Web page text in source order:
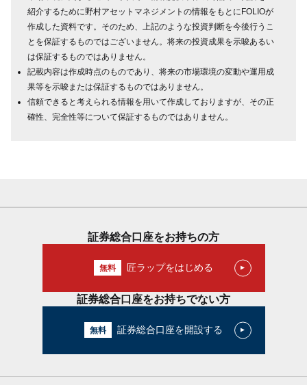
紹介するために野村アセットマネジメントの情報をもとにFOLIOが
作成した資料です。そのため、上記のような投資判断を今後行うこ
とを保証するものではございません。将来の投資成果を示唆あるい
は保証するものではありません。
記載内容は作成時点のものであり、将来の市場環境の変動や運用成
果等を示唆または保証するものではありません。
信頼できると考えられる情報を用いて作成しておりますが、その正
確性、完全性等について保証するものではありません。
証券総合口座をお持ちの方
匠ラップをはじめる
証券総合口座をお持ちでない方
証券総合口座を開設する